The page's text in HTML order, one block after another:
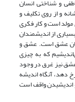
و شناختی انسان
و از روی تکلیف و
است و کار فکری
از اندیشمندان
عشق است. عشق و
که به چیزی
نیز غرق در وجود
دهد، آنگاه اندیشه
اندیشیدن واقف است